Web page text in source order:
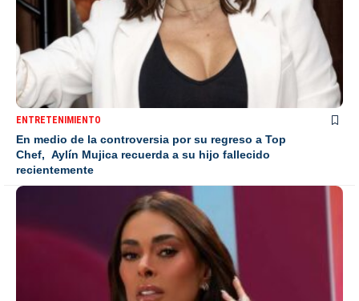
ENTRETENIMIENTO
En medio de la controversia por su regreso a Top
Chef, Aylín Mujica recuerda a su hijo fallecido
recientemente